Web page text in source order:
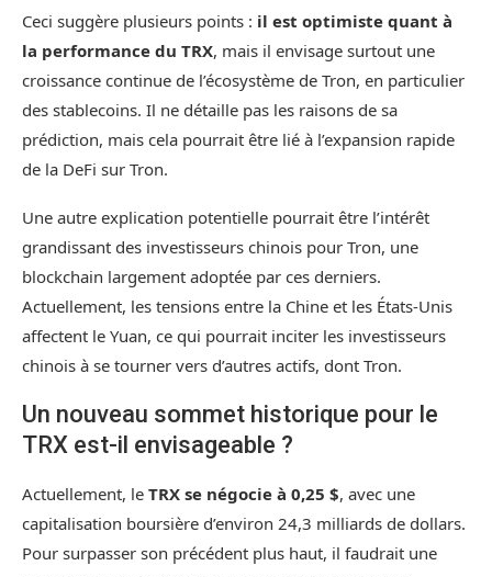
Ceci suggère plusieurs points : il est optimiste quant à
la performance du TRX, mais il envisage surtout une
croissance continue de l’écosystème de Tron, en particulier
des stablecoins. Il ne détaille pas les raisons de sa
prédiction, mais cela pourrait être lié à l’expansion rapide
de la DeFi sur Tron.
Une autre explication potentielle pourrait être l’intérêt
grandissant des investisseurs chinois pour Tron, une
blockchain largement adoptée par ces derniers.
Actuellement, les tensions entre la Chine et les États-Unis
affectent le Yuan, ce qui pourrait inciter les investisseurs
chinois à se tourner vers d’autres actifs, dont Tron.
Un nouveau sommet historique pour le
TRX est-il envisageable ?
Actuellement, le TRX se négocie à 0,25 $, avec une
capitalisation boursière d’environ 24,3 milliards de dollars.
Pour surpasser son précédent plus haut, il faudrait une